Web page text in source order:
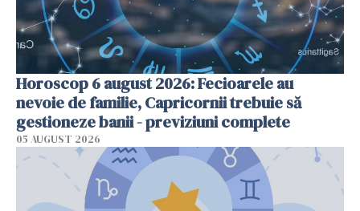
Horoscop 6 august 2026: Fecioarele au
nevoie de familie, Capricornii trebuie să
gestioneze banii - previziuni complete
05 AUGUST 2026